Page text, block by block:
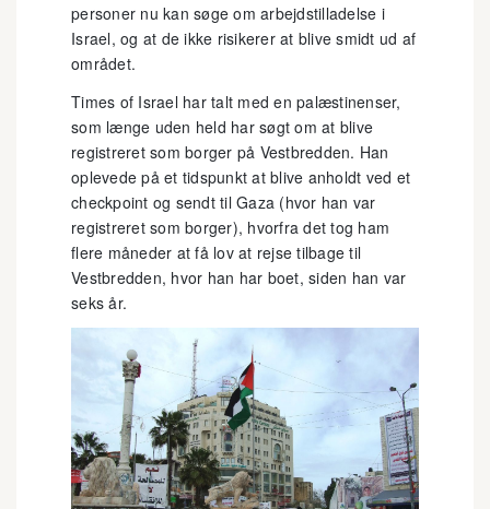
personer nu kan søge om arbejdstilladelse i
Israel, og at de ikke risikerer at blive smidt ud af
området.
Times of Israel har talt med en palæstinenser,
som længe uden held har søgt om at blive
registreret som borger på Vestbredden. Han
oplevede på et tidspunkt at blive anholdt ved et
checkpoint og sendt til Gaza (hvor han var
registreret som borger), hvorfra det tog ham
flere måneder at få lov at rejse tilbage til
Vestbredden, hvor han har boet, siden han var
seks år.